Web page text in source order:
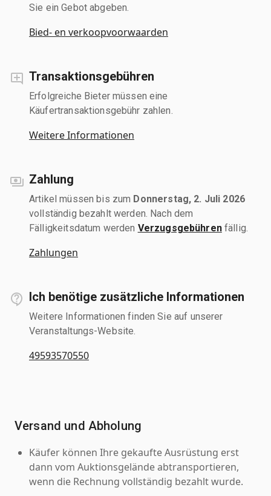
Sie ein Gebot abgeben.
Bied- en verkoopvoorwaarden
Transaktionsgebühren
Erfolgreiche Bieter müssen eine
Käufertransaktionsgebühr zahlen.
Weitere Informationen
Zahlung
Artikel müssen bis zum Donnerstag, 2. Juli 2026
vollständig bezahlt werden. Nach dem
Fälligkeitsdatum werden Verzugsgebührenfällig.
Zahlungen
Ich benötige zusätzliche Informationen
Weitere Informationen finden Sie auf unserer
Veranstaltungs-Website.
49593570550
Versand und Abholung
Käufer können Ihre gekaufte Ausrüstung erst
dann vom Auktionsgelände abtransportieren,
wenn die Rechnung vollständig bezahlt wurde.